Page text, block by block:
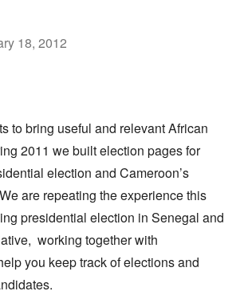
18, 2012
to bring useful and relevant African
2011 we built election pages for
election and Cameroon’s
are repeating the experience this
presidential election in Senegal and
working together with
you keep track of elections and